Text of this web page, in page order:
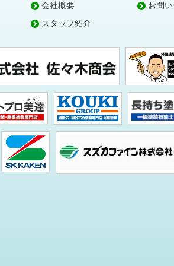
会社概要
スタッフ紹介
お問